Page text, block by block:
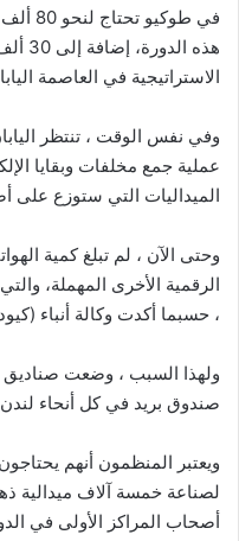
في
هذه
الاستراتيجية في العاصمة
وفي نفس الوقت ، تنتظر
عملية جمع مخلفات وبقايا
الميداليات التي ستوزع على
وحتى الآن ، لم تبلغ كمية
الرقمية الأخرى المهملة،
، حسبما أكدت وكالة أنباء
ولهذا السبب ، وضعت صناديق
صندوق بريد في كل أنحاء
ويعتبر المنظمون أنهم
لصناعة خمسة آلاف ميدالية
أصحاب المراكز الأولى في